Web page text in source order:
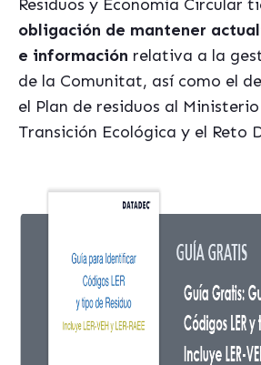
Residuos y Economía Circular
obligación de mantener
e información relativa a la
de la Comunitat, así como el
el Plan de residuos al
Transición Ecológica y el Reto